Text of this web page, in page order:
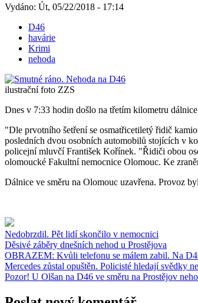
Vydáno: Út, 05/22/2018 - 17:14
D46
havárie
Krimi
nehoda
ilustrační foto ZZS
Dnes v 7:33 hodin došlo na třetím kilometru
"Dle prvotního šetření se osmatřicetiletý řidič
posledních dvou osobních automobilů stojících v
policejní mluvčí František Kořínek. "Řidiči obou
olomoucké Fakultní nemocnice Olomouc. Ke
Dálnice ve směru na Olomouc uzavřena. Provoz
Nedobrzdil. Pět lidí skončilo v nemocnici
Děsivé záběry dnešních nehod u Prostějova
OBRAZEM: Kvůli telefonu se málem zabil. Na
Mercedes zůstal opuštěn. Policisté hledají svědky
Pozor! U Olšan na D46 ve směru na Prostějov